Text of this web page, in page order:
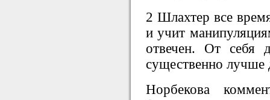
2 Шлахтер все
и учит
отвечен. От себя
существенно лучше
Норбекова